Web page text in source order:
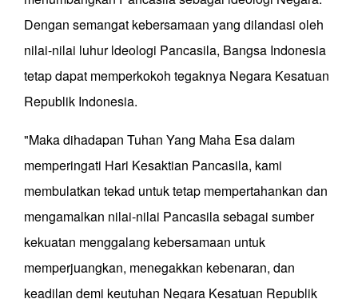
Dengan semangat kebersamaan yang dilandasi oleh
nilai-nilai luhur ldeologi Pancasila, Bangsa Indonesia
tetap dapat memperkokoh tegaknya Negara Kesatuan
Republik Indonesia.
"Maka dihadapan Tuhan Yang Maha Esa dalam
memperingati Hari Kesaktian Pancasila, kami
membulatkan tekad untuk tetap mempertahankan dan
mengamalkan nilai-nilai Pancasila sebagai sumber
kekuatan menggalang kebersamaan untuk
memperjuangkan, menegakkan kebenaran, dan
keadilan demi keutuhan Negara Kesatuan Republik